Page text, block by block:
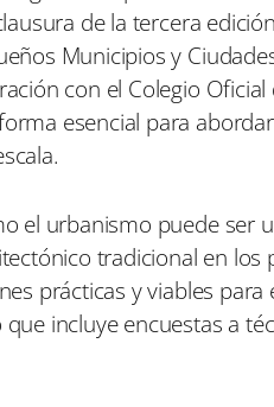
r
t
i
r
e
n
de la tercera
Municipios y
con el Colegio
esencial para
el urbanismo puede ser
tradicional en los
prácticas y viables
incluye encuestas a